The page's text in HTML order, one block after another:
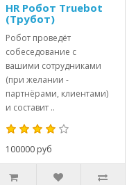
HR Робот Truebot
(Трубот)
Робот проведёт
собеседование с
вашими сотрудниками
(при желании -
партнёрами, клиентами)
и составит ..
100000 руб